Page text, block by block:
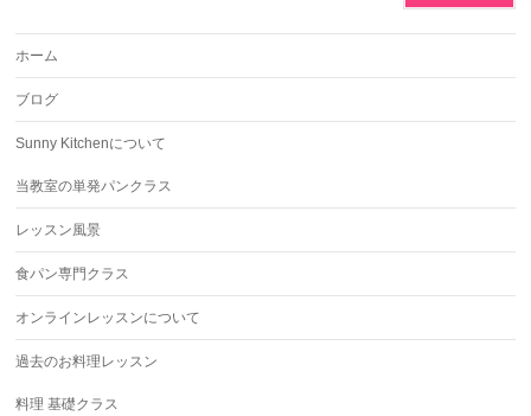
ホーム
ブログ
Sunny Kitchenについて
当教室の単発パンクラス
レッスン風景
食パン専門クラス
オンラインレッスンについて
過去のお料理レッスン
料理 基礎クラス